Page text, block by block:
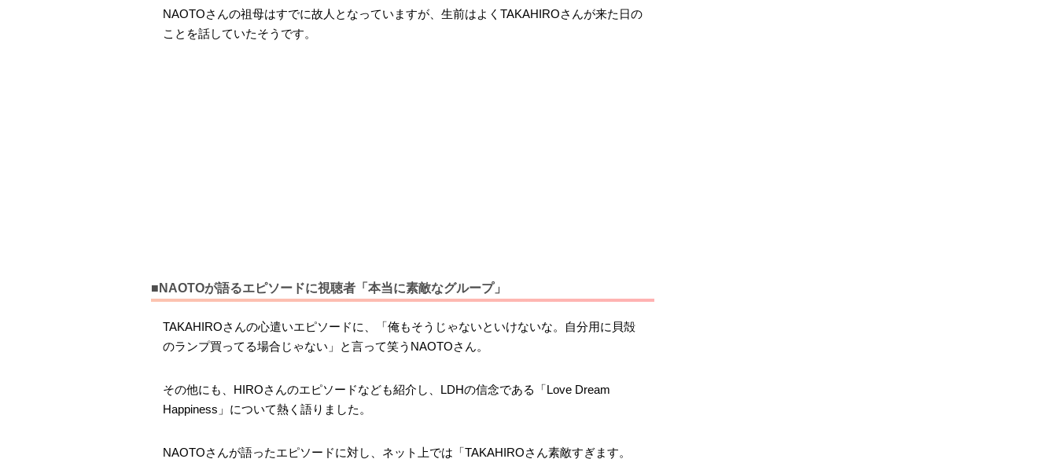
NAOTOさんの祖母はすでに故人となっていますが、生前はよくTAKAHIROさんが来た日の
ことを話していたそうです。
■NAOTOが語るエピソードに視聴者「本当に素敵なグループ」
TAKAHIROさんの心遣いエピソードに、「俺もそうじゃないといけないな。自分用に貝殻
のランプ買ってる場合じゃない」と言って笑うNAOTOさん。
その他にも、HIROさんのエピソードなども紹介し、LDHの信念である「Love Dream
Happiness」について熱く語りました。
NAOTOさんが語ったエピソードに対し、ネット上では「TAKAHIROさん素敵すぎます。